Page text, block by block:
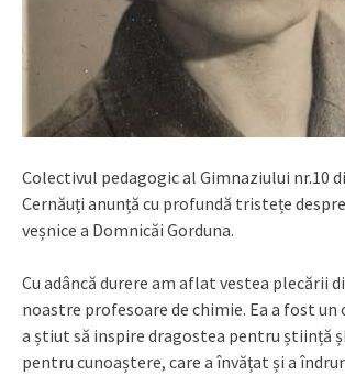
Colectivul pedagogic al Gimnaziului nr.10
Cernăuți anunță cu profundă tristețe
veșnice a Domnicăi Gorduna.
Cu adâncă durere am aflat vestea plecării
noastre profesoare de chimie. Ea a fost
a știut să inspire dragostea pentru știință
pentru cunoaștere, care a învățat și a